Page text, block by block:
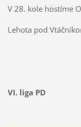
V 28. kole hostíme
Lehota pod
VI. liga PD